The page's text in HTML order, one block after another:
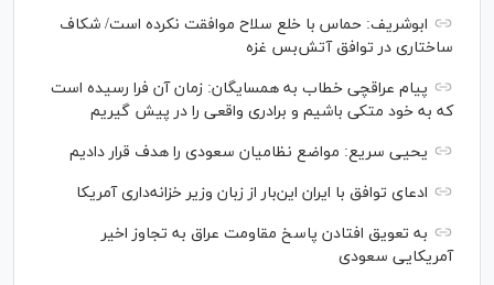
ابوشریف: حماس با خلع سلاح موافقت نکرده است/ شکاف
ساختاری در توافق آتش‌‎بس غزه
پیام عراقچی خطاب به همسایگان: زمان آن فرا رسیده است
که به خود متکی باشیم و برادری واقعی را در پیش گیریم
یحیی سریع: مواضع نظامیان سعودی را هدف قرار دادیم
ادعای توافق با ایران این‌بار از زبان وزیر خزانه‌داری آمریکا
به تعویق افتادن پاسخ مقاومت عراق به تجاوز اخیر
آمریکایی سعودی